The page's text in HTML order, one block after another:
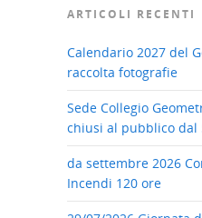
ARTICOLI RECENTI
Calendario 2027 del
raccolta fotografie
Sede Collegio
chiusi al pubblico dal
da settembre 2026
Incendi 120 ore